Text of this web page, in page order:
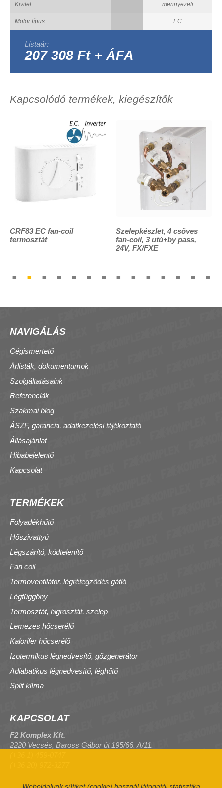
Weboldalunk sütiket (cookie) használ látogatói statisztika
Kivitel mennyezeti
Motor típus EC
Listaár:
207 308 Ft + ÁFA
Kapcsolódó termékek, kiegészítők
CRF83 EC fan-coil
termosztát
Szelepkészlet, 4 csöves
fan-coil, 3 utú+by pass,
24V, FX/FXE
NAVIGÁLÁS
Cégismertető
Árlisták, dokumentumok
Szolgáltatásaink
Referenciák
Szakmai blog
ÁSZF, garancia, adatkezelési tájékoztató
Állásajánlat
Hibabejelentő
Kapcsolat
TERMÉKEK
Folyadékhűtő
Hőszivattyú
Légszárító, ködtelenítő
Fan coil
Termoventilátor, légrétegződés gátló
Légfüggöny
Termosztát, higrosztát, szelep
Lemezes hőcserélő
Kalorifer hőcserélő
Izotermikus légnedvesítő, gőzgenerátor
Adiabatikus légnedvesítő, léghűtő
Split klíma
KAPCSOLAT
F2 Komplex Kft.
2220 Vecsés, Baross Gábor út 195/66. A/11.